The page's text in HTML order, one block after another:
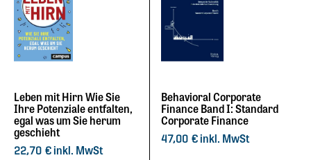
Leben mit Hirn Wie Sie
Ihre Potenziale ­entfalten,
egal was um Sie herum
geschieht
22,70 € inkl. MwSt
Behavioral Corporate
Finance Band I: Standard
Corporate Finance
47,00 € inkl. MwSt